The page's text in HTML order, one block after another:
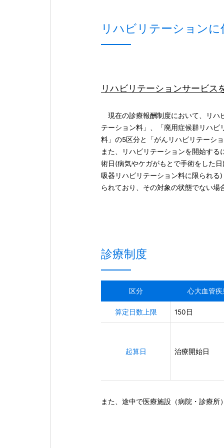
リハビリテーション
リハビリテーションサービス
現在の診療報酬制度において、リハ
テーション料」、「廃用症候群リハ
料」の5区分と「がんリハビリテーシ
また、リハビリテーションを開始す
術日(病気やケガがもとで手術をし
吸器リハビリテーション料に限られ
られており、その対象の状態でない
診療制度
区分 心大血管疾
算定日数上限 150日
起算日 治療開始日
また、途中で医療施設（病院・診療